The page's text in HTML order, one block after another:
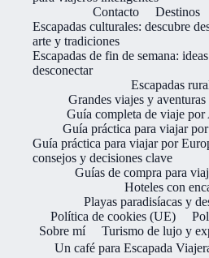
Contacto
Destinos
Escapadas culturales: descubre
arte y tradiciones
Escapadas de fin de semana:
desconectar
Escapadas
Grandes viajes y
Guía completa de viaje por
Guía práctica para viajar
Guía práctica para viajar por
consejos y decisiones clave
Guías de compra para
Hoteles con
Playas paradisíacas y
Política de cookies (UE)
Sobre mí
Turismo de lujo y
Un café para Escapada